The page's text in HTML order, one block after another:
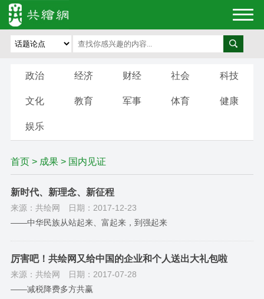
政治 经济 财经 社会 科技
文化 教育 军事 体育 健康
娱乐
首页> 成果> 国内见证
新时代、新理念、新征程
来源：共绘网
日期：2017-12-23
——中华民族从站起来、富起来，到强起来
厉害吧！共绘网又给中国的企业和个人送出大礼包啦
来源：共绘网
日期：2017-07-28
——减税降费多方共赢